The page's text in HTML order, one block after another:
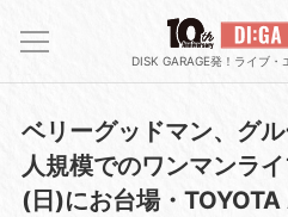
DISK GARAGE発！ライブ・
ベリーグッドマン、グ
人規模でのワンマンラ
(日)にお台場・